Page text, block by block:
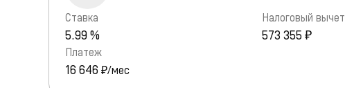
Ставка
5.99 %
Налоговый вычет
573 355 ₽
Платеж
16 646 ₽/мес